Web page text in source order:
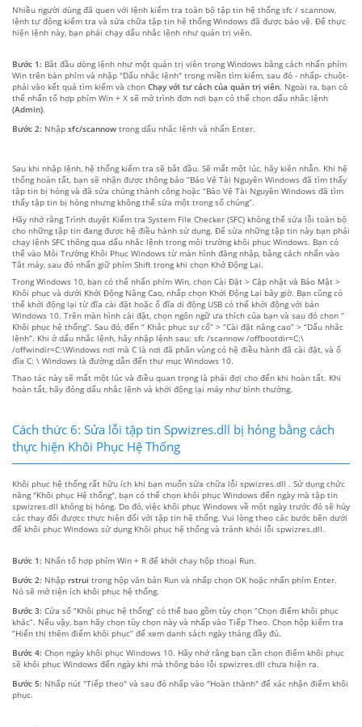
Nhiều người dùng đã quen với lệnh kiểm tra toàn bộ tập tin hệ thống sfc / scannow,
lệnh tự động kiểm tra và sửa chữa tập tin hệ thống Windows đã được bảo vệ. Để thực
hiện lệnh này, bạn phải chạy dấu nhắc lệnh như quản trị viên.
Bước 1: Bắt đầu dòng lệnh như một quản trị viên trong Windows bằng cách nhấn phím
Win trên bàn phím và nhập "Dấu nhắc lệnh" trong miền tìm kiếm, sau đó - nhấp- chuột-
phải vào kết quả tìm kiếm và chọn Chạy với tư cách của quản trị viên. Ngoài ra, bạn có
thể nhấn tổ hợp phím Win + X sẽ mở trình đơn nơi bạn có thể chọn dấu nhắc lệnh
(Admin).
Bước 2: Nhập sfc/scannow trong dấu nhắc lệnh và nhấn Enter.
Sau khi nhập lệnh, hệ thống kiểm tra sẽ bắt đầu. Sẽ mất một lúc, hãy kiên nhẫn. Khi hệ
thống hoàn tất, bạn sẽ nhận được thông báo “Bảo Vệ Tài Nguyên Windows đã tìm thấy
tập tin bị hỏng và đã sửa chúng thành công hoặc “Bảo Vệ Tài Nguyên Windows đã tìm
thấy tập tin bị hỏng nhưng không thể sửa một trong số chúng”.
Hãy nhớ rằng Trình duyệt Kiểm tra System File Checker (SFC) không thể sửa lỗi toàn bộ
cho những tập tin đang được hệ điều hành sử dụng. Để sửa những tập tin này bạn phải
chạy lệnh SFC thông qua dấu nhắc lệnh trong môi trường khôi phục Windows. Bạn có
thể vào Môi Trường Khôi Phục Windows từ màn hình đăng nhập, bằng cách nhấn vào
Tắt máy, sau đó nhấn giữ phím Shift trong khi chọn Khở Động Lại.
Trong Windows 10, bạn có thể nhấn phím Win, chọn Cài Đặt > Cập nhật và Bảo Mật >
Khôi phục và dưới Khởi Động Nâng Cao, nhấp chọn Khởi Động Lại bây giờ. Bạn cũng có
thể khởi động lại từ đĩa cài đặt hoặc ổ đĩa di động USB có thể khởi động với bản
Windows 10. Trên màn hình cài đặt, chọn ngôn ngữ ưa thích của bạn và sau đó chon “
Khôi phục hệ thống”. Sau đó, đến “ Khắc phục sự cố” > “Cài đặt nâng cao” > “Dấu nhắc
lệnh”. Khi ở dấu nhắc lệnh, hãy nhập lệnh sau: sfc /scannow /offbootdir=C:\
/offwindir=C:\Windows nơi mà C là nơi đã phân vùng có hệ điều hành đã cài đặt, và ổ
đĩa C: \ Windows là đường dẫn đến thư mục Windows 10.
Thao tác này sẽ mất một lúc và điều quan trọng là phải đợi cho đến khi hoàn tất. Khi
hoàn tất, hãy đóng dấu nhắc lệnh và khởi động lại máy như bình thường.
Cách thức 6: Sửa lỗi tập tin Spwizres.dll bị hỏng bằng cách
thực hiện Khôi Phục Hệ Thống
Khôi phục hệ thống rất hữu ích khi bạn muốn sửa chữa lỗi spwizres.dll . Sử dụng chức
năng "Khôi phục Hệ thống", bạn có thể chọn khôi phục Windows đến ngày mà tập tin
spwizres.dll không bị hỏng. Do đó, việc khôi phục Windows về một ngày trước đó sẽ hủy
các thay đổi đượcc thực hiện đối với tập tin hệ thống. Vui lòng theo các bước bên dưới
để khôi phục Windows sử dụng Khôi phục hệ thống và tránh khỏi lỗi spwizres.dll.
Bước 1: Nhấn tổ hợp phím Win + R để khởi chạy hộp thoại Run.
Bước 2: Nhập rstrui trong hộp văn bản Run và nhấp chọn OK hoặc nhấn phím Enter.
Nó sẽ mở tiện ích khôi phục hệ thống.
Bước 3: Cửa sổ “Khôi phục hệ thống” có thể bao gồm tùy chọn “Chọn điểm khôi phục
khác”. Nếu vậy, bạn hãy chọn tùy chọn này và nhấp vào Tiếp Theo. Chọn hộp kiểm tra
“Hiển thị thêm điểm khôi phục” để xem danh sách ngày tháng đầy đủ.
Bước 4: Chọn ngày khôi phục Windows 10. Hãy nhớ rằng bạn cần chọn điểm khôi phục
sẽ khôi phục Windows đến ngày khi mà thông báo lỗi spwizres.dll chưa hiện ra.
Bước 5: Nhấp nút "Tiếp theo" và sau đó nhấp vào "Hoàn thành" để xác nhận điểm khôi
phục.